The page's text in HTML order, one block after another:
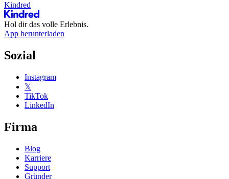
Kindred
Hol dir das volle Erlebnis.
App herunterladen
Sozial
Instagram
𝕏
TikTok
LinkedIn
Firma
Blog
Karriere
Support
Gründer